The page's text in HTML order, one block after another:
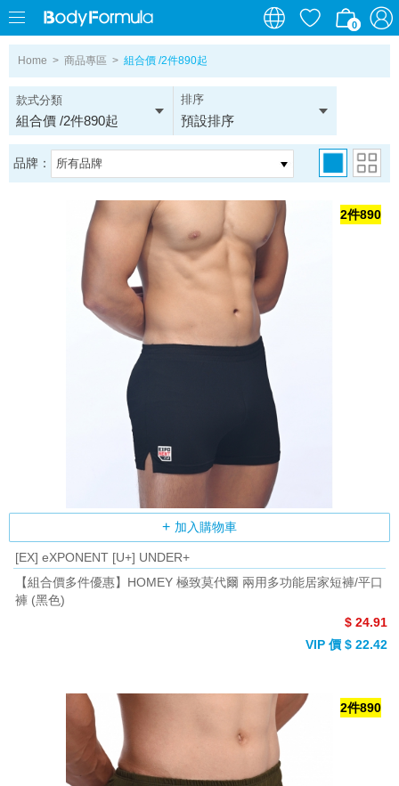
0
0
Home > 商品專區 > 組合價 /2件890起
款式分類
組合價 /2件890起
排序
預設排序
品牌： 所有品牌
加入購物車
[EX] eXPONENT [U+] UNDER+
【組合價多件優惠】HOMEY 極致莫代爾 兩用多功能居家短褲/平口
褲 (黑色)
$ 24.91
VIP 價 $ 22.42
2件890
2件890